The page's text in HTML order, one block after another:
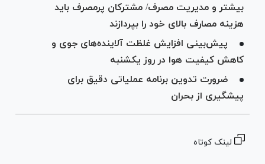
بیشتر و مدیریت مصرف/ مشترکان پرمصرف باید
هزینه مصارف بالای خود را بپردازند
پیش‌بینی افزایش غلظت آلاینده‌های جوی و
کاهش کیفیت هوا در روز یکشنبه
ضرورت تدوین برنامه عملیاتی دقیق برای
پیشگیری از بحران
لینک کوتاه